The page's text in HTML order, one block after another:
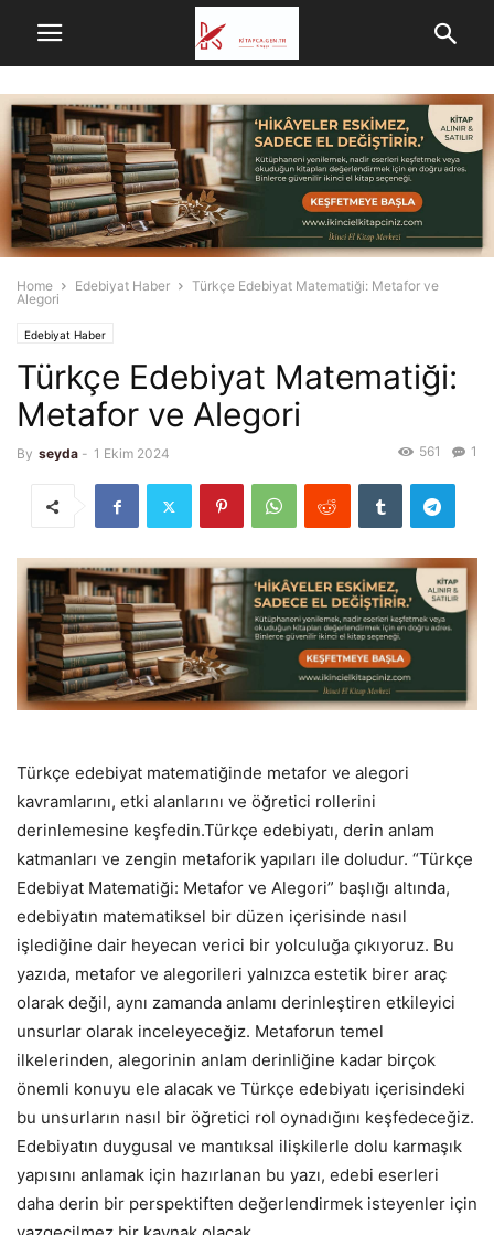
Home Edebiyat Haber
Türkçe Edebiyat Matematiği: Metafor ve
Alegori
Edebiyat Haber
Türkçe Edebiyat Matematiği:
Metafor ve Alegori
By seyda - 1 Ekim 2024 1
561
Türkçe edebiyat matematiğinde metafor ve alegori
kavramlarını, etki alanlarını ve öğretici rollerini
derinlemesine keşfedin.Türkçe edebiyatı, derin anlam
katmanları ve zengin metaforik yapıları ile doludur. “Türkçe
Edebiyat Matematiği: Metafor ve Alegori” başlığı altında,
edebiyatın matematiksel bir düzen içerisinde nasıl
işlediğine dair heyecan verici bir yolculuğa çıkıyoruz. Bu
yazıda, metafor ve alegorileri yalnızca estetik birer araç
olarak değil, aynı zamanda anlamı derinleştiren etkileyici
unsurlar olarak inceleyeceğiz. Metaforun temel
ilkelerinden, alegorinin anlam derinliğine kadar birçok
önemli konuyu ele alacak ve Türkçe edebiyatı içerisindeki
bu unsurların nasıl bir öğretici rol oynadığını keşfedeceğiz.
Edebiyatın duygusal ve mantıksal ilişkilerle dolu karmaşık
yapısını anlamak için hazırlanan bu yazı, edebi eserleri
daha derin bir perspektiften değerlendirmek isteyenler için